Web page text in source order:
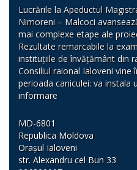
Lucrările la Apeductul
Nimoreni – Malcoci
mai complexe etape ale
Rezultate remarcabile la
instituțiile de învățământ din
Consiliul raional Ialoveni vine
perioada caniculei: va instala
informare
MD-6801
Republica Moldova
Orașul Ialoveni
str. Alexandru cel Bun 33